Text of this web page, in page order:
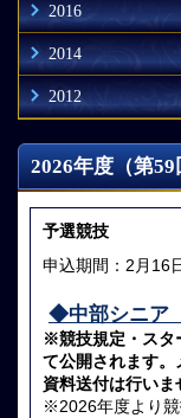
2016
2014
2012
2026年度（第
予選競技
申込期間：2月16
◆中部シニア
※競技規定・スタ
て公開されます。
資料送付は行いま
※2026年度より